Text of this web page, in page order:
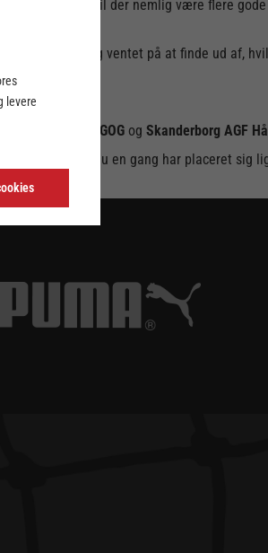
sæson vil der nemlig være flere gode
holdt vejret og ventet på at finde ud af,
GOG og Skanderborg AGF
håndbold endnu en gang har placeret sig
levere